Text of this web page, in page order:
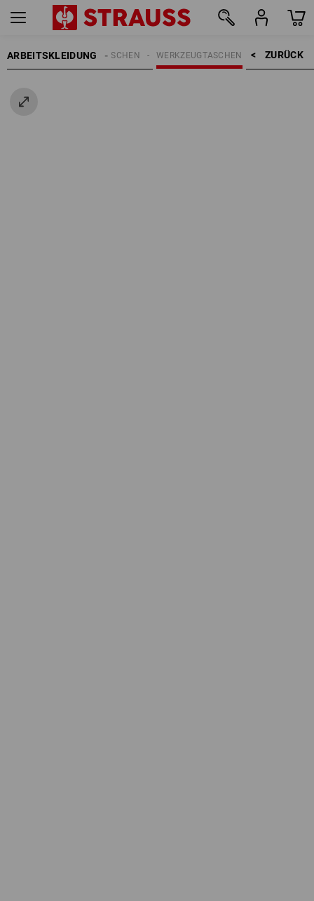
ARBEITSKLEIDUNG ZURÜCK    >
WERKZEUGTASCHEN
TASCHEN
ACCESSOIRES